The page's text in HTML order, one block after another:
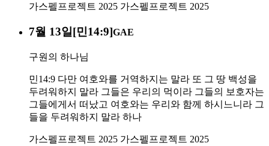
가스펠프로젝트 2025 가스펠프로젝트 2025
7월 13일[민14:9]GAE
구원의 하나님
민14:9 다만 여호와를 거역하지는 말라 또 그 땅 백성을
두려워하지 말라 그들은 우리의 먹이라 그들의 보호자는
그들에게서 떠났고 여호와는 우리와 함께 하시느니라 그
들을 두려워하지 말라 하나
가스펠프로젝트 2025 가스펠프로젝트 2025